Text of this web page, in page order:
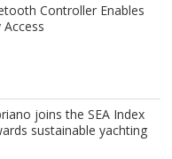
Controller Enables
joins the SEA Index
sustainable yachting